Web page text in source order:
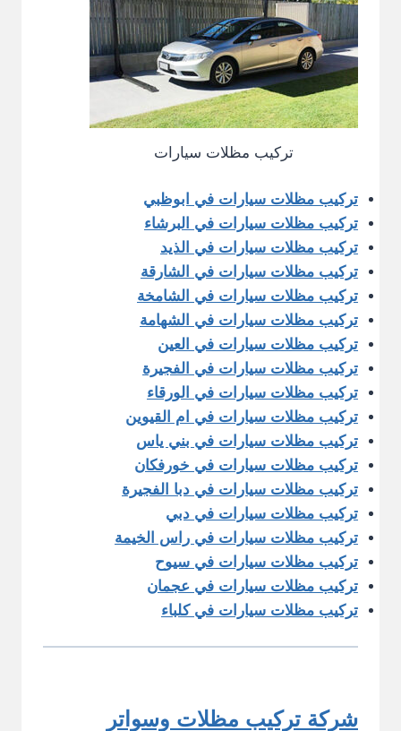
تركيب مظلات سيارات
تركيب مظلات سيارات في ابوظبي
تركيب مظلات سيارات في البرشاء
تركيب مظلات سيارات في الذيد
تركيب مظلات سيارات في الشارقة
تركيب مظلات سيارات في الشامخة
تركيب مظلات سيارات في الشهامة
تركيب مظلات سيارات في العين
تركيب مظلات سيارات في الفجيرة
تركيب مظلات سيارات في الورقاء
تركيب مظلات سيارات في ام القيوين
تركيب مظلات سيارات في بني ياس
تركيب مظلات سيارات في خورفكان
تركيب مظلات سيارات في دبا الفجيرة
تركيب مظلات سيارات في دبي
تركيب مظلات سيارات في راس الخيمة
تركيب مظلات سيارات في سيوح
تركيب مظلات سيارات في عجمان
تركيب مظلات سيارات في كلباء
شركة تركيب مظلات وسواتر